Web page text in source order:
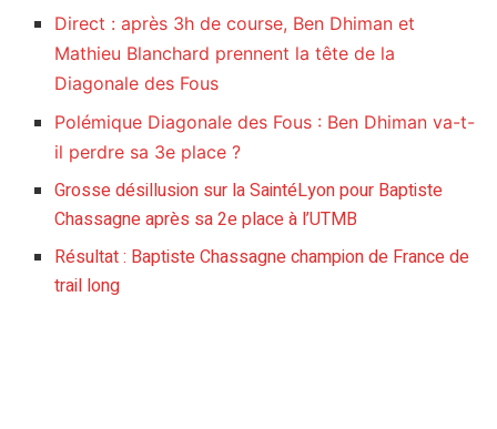
Direct : après 3h de course, Ben Dhiman et
Mathieu Blanchard prennent la tête de la
Diagonale des Fous
Polémique Diagonale des Fous : Ben Dhiman va-t-
il perdre sa 3e place ?
Grosse désillusion sur la SaintéLyon pour Baptiste
Chassagne après sa 2e place à l’UTMB
Résultat : Baptiste Chassagne champion de France de
trail long